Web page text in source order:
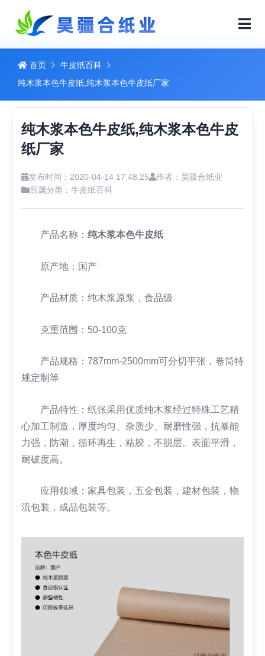
首页
牛皮纸百科
纯木浆本色牛皮纸,纯木浆本色牛皮纸厂家
纯木浆本色牛皮纸,纯木浆本色牛皮
纸厂家
发布时间：2020-04-14 17:48:25
作者：昊疆合纸业
所属分类： 牛皮纸百科
产品名称： 纯木浆本色牛皮纸
原产地：国产
产品材质：纯木浆原浆，食品级
克重范围：50-100克
产品规格：787mm-2500mm可分切平张，卷筒特
规定制等
产品特性：纸张采用优质纯木浆经过特殊工艺精
心加工制造，厚度均匀、杂质少、耐磨性强，抗暴能
力强，防潮，循环再生，粘胶，不脱层。表面平滑，
耐破度高。
应用领域：家具包装，五金包装，建材包装，物
流包装，成品包装等。